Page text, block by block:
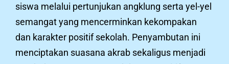
siswa melalui pertunjukan angklung serta yel-yel
semangat yang mencerminkan kekompakan
dan karakter positif sekolah. Penyambutan ini
menciptakan suasana akrab sekaligus menjadi